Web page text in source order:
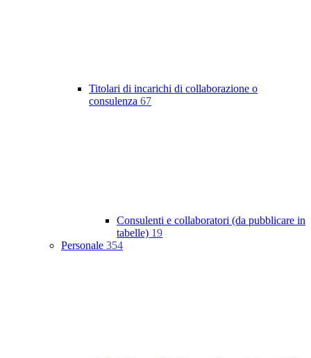
Titolari di incarichi di collaborazione o
consulenza 67
Consulenti e collaboratori (da pubblicare in
tabelle) 19
Personale 354